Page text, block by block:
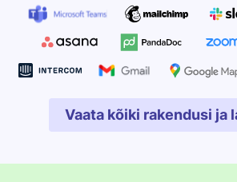
Vaata kõiki rakendusi ja
Avaneb